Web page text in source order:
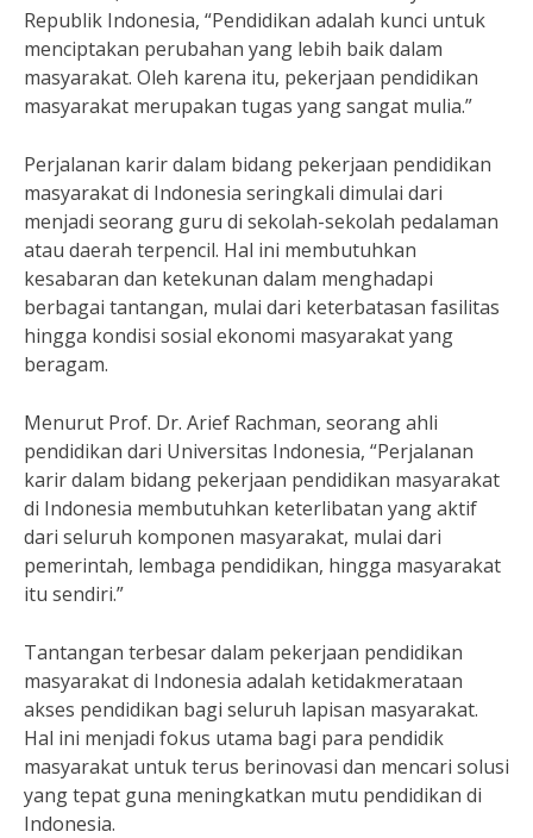
Republik Indonesia, “Pendidikan adalah kunci untuk
menciptakan perubahan yang lebih baik dalam
masyarakat. Oleh karena itu, pekerjaan pendidikan
masyarakat merupakan tugas yang sangat mulia.”
Perjalanan karir dalam bidang pekerjaan pendidikan
masyarakat di Indonesia seringkali dimulai dari
menjadi seorang guru di sekolah-sekolah pedalaman
atau daerah terpencil. Hal ini membutuhkan
kesabaran dan ketekunan dalam menghadapi
berbagai tantangan, mulai dari keterbatasan fasilitas
hingga kondisi sosial ekonomi masyarakat yang
beragam.
Menurut Prof. Dr. Arief Rachman, seorang ahli
pendidikan dari Universitas Indonesia, “Perjalanan
karir dalam bidang pekerjaan pendidikan masyarakat
di Indonesia membutuhkan keterlibatan yang aktif
dari seluruh komponen masyarakat, mulai dari
pemerintah, lembaga pendidikan, hingga masyarakat
itu sendiri.”
Tantangan terbesar dalam pekerjaan pendidikan
masyarakat di Indonesia adalah ketidakmerataan
akses pendidikan bagi seluruh lapisan masyarakat.
Hal ini menjadi fokus utama bagi para pendidik
masyarakat untuk terus berinovasi dan mencari solusi
yang tepat guna meningkatkan mutu pendidikan di
Indonesia.